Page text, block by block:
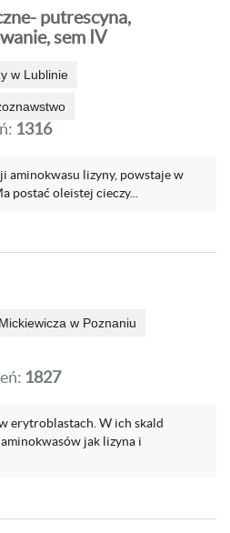
putrescyna,
sem IV
w Lublinie
1316
aminokwasu lizyny, powstaje w
postać oleistej cieczy...
w Poznaniu
1827
erytroblastach. W ich skald
jak lizyna i